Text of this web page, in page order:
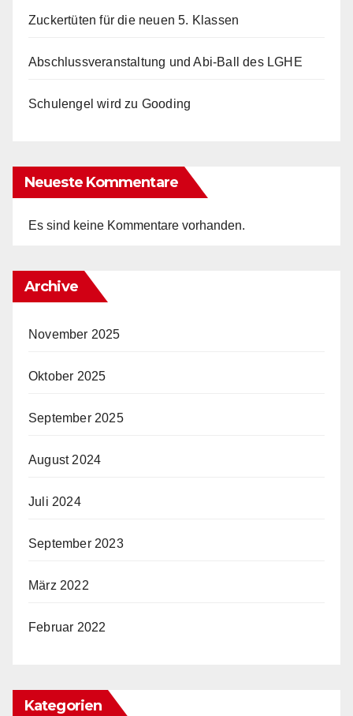
Zuckertüten für die neuen 5. Klassen
Abschlussveranstaltung und Abi-Ball des LGHE
Schulengel wird zu Gooding
Neueste Kommentare
Es sind keine Kommentare vorhanden.
Archive
November 2025
Oktober 2025
September 2025
August 2024
Juli 2024
September 2023
März 2022
Februar 2022
Kategorien